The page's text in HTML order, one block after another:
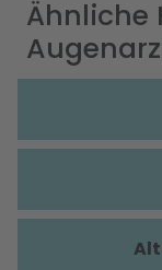
Ähnliche